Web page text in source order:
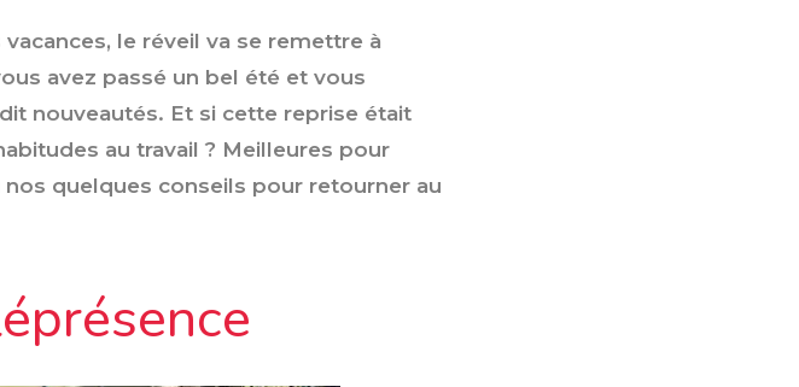
le réveil va se remettre à
avez passé un bel été et vous
nouveautés. Et si cette reprise était
au travail ? Meilleures pour
quelques conseils pour retourner au